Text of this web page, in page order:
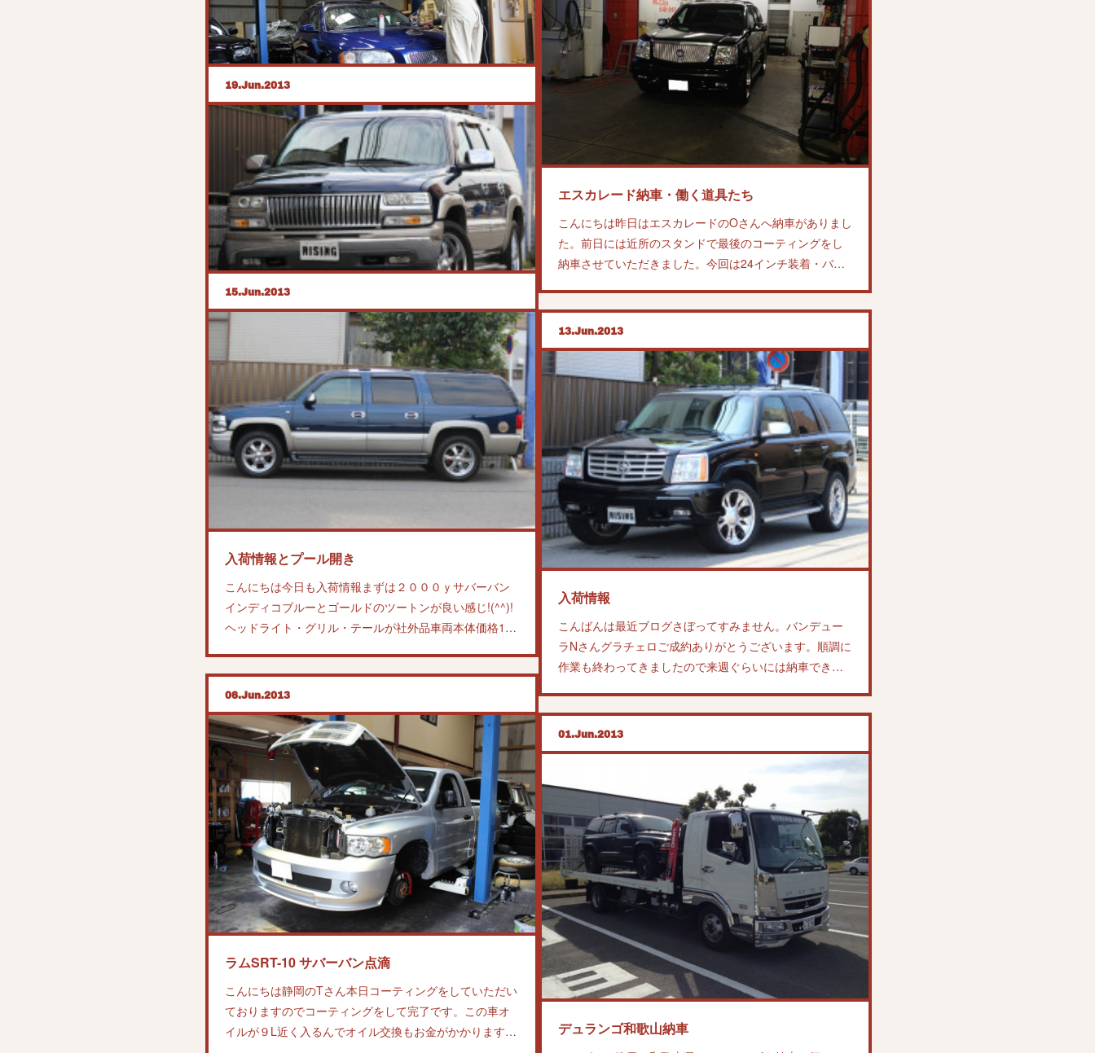
ボルボ 磨き
こんばんは友人K君のボルボ磨き！！週末には納車できそ
うです。
エスカレード納車・働く道具たち
こんにちは昨日はエスカレードのOさんへ納車がありまし
た。前日には近所のスタンドで最後のコーティングをし
納車させていただきました。今回は24インチ装着・バ…
19 Jun 2013
納車準備状況＆在庫詳細
こんばんは納車予定グランドチェロキーのNさん明日か金
曜日には会社の方へ納車へ伺います。2002yエスカレード
のOさん金曜日納車いたします。お腹痛痛くなってきま…
15 Jun 2013
入荷情報とプール開き
こんにちは今日も入荷情報まずは２０００ｙサバーバン
インディコブルーとゴールドのツートンが良い感じ!(^^)!
ヘッドライト・グリル・テールが社外品車両本体価格1…
13 Jun 2013
入荷情報
こんばんは最近ブログさぼってすみません。バンデュー
ラNさんグラチェロご成約ありがとうございます。順調に
作業も終わってきましたので来週ぐらいには納車でき…
06 Jun 2013
ラムSRT-10 サバーバン点滴
こんにちは静岡のTさん本日コーティングをしていただい
ておりますのでコーティングをして完了です。この車オ
イルが９L近く入るんでオイル交換もお金がかかります…
01 Jun 2013
デュランゴ和歌山納車